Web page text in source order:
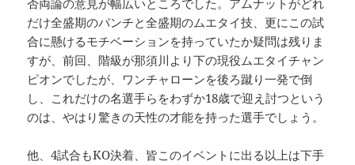
否両論の意見が幅広いところでした。アムナットがどれ
だけ全盛期のパンチと全盛期のムエタイ技、更にこの試
合に懸けるモチベーションを持っていたか疑問は残りま
すが、前回、階級が那須川より下の現役ムエタイチャン
ピオンでしたが、ワンチャローンを後ろ蹴り一発で倒
し、これだけの名選手らをわずか18歳で迎え討つという
のは、やはり驚きの天性の才能を持った選手でしょう。
他、4試合もKO決着、皆このイベントに出る以上は下手